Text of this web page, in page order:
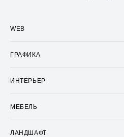
WEB
ГРАФИКА
ИНТЕРЬЕР
МЕБЕЛЬ
ЛАНДШАФТ